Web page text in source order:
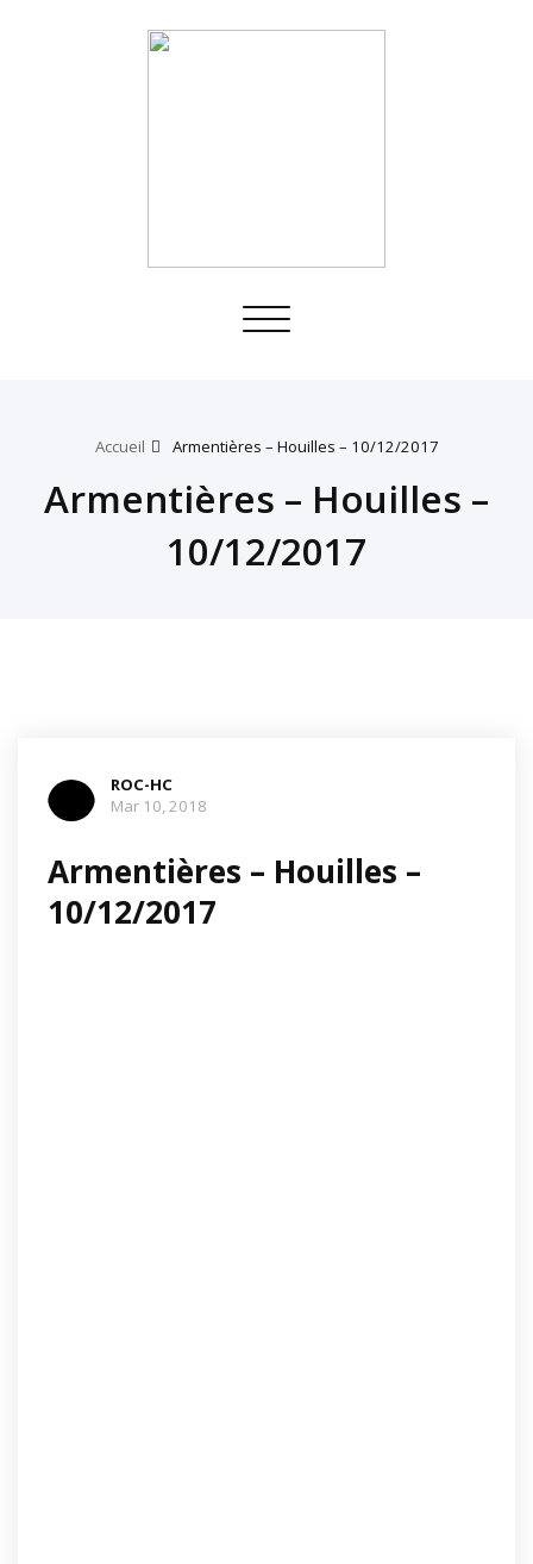
Toggle
Accueil Armentières – Houilles – 10/12/2017
Armentières – Houilles –
10/12/2017
ROC-HC
Mar 10, 2018
Armentières – Houilles –
10/12/2017